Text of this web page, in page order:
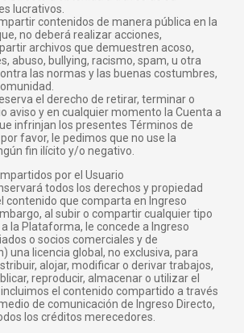
lucrativos.
contenidos de manera pública en la
no deberá realizar acciones,
archivos que demuestren acoso,
abuso, bullying, racismo, spam, u otra
las normas y las buenas costumbres,
el derecho de retirar, terminar o
aviso y en cualquier momento la Cuenta a
infrinjan los presentes Términos de
favor, le pedimos que no use la
fin ilícito y/o negativo.
por el Usuario
todos los derechos y propiedad
contenido que comparta en Ingreso
al subir o compartir cualquier tipo
la Plataforma, le concede a Ingreso
o socios comerciales y de
una licencia global, no exclusiva, para
alojar, modificar o derivar trabajos,
reproducir, almacenar o utilizar el
el contenido compartido a través
de comunicación de Ingreso Directo,
los créditos merecedores.